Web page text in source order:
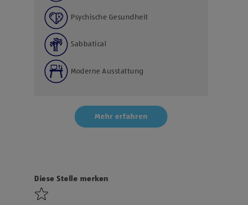
Psychische Gesundheit
Sabbatical
Moderne Ausstattung
Mehr erfahren
diesen Inhalt anzuzeigen.
Diese Stelle merken